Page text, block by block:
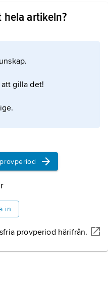
så kallade americo-
framgångsrik
väsentligen
dominerades av
Party. Som
hela artikeln?
gilla det!
in
provperiod härifrån.